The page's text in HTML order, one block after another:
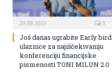
20.08.2023 0
Još danas ugrabite Early bird
ulaznice za najiščekivaniju
konferenciju financijske
pismenosti TONI MILUN 2.0